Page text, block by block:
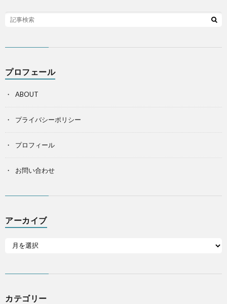
プロフェール
ABOUT
プライバシーポリシー
プロフィール
お問い合わせ
アーカイブ
カテゴリー